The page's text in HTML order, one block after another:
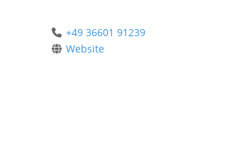
+49 36601 91239
Website